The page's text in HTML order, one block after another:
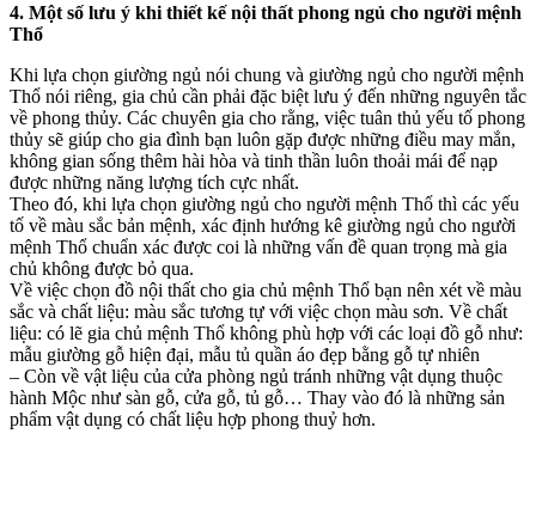
4. Một số lưu ý khi thiết kế nội thất phong ngủ cho người mệnh
Thổ
Khi lựa chọn giường ngủ nói chung và giường ngủ cho người mệnh
Thổ nói riêng, gia chủ cần phải đặc biệt lưu ý đến những nguyên tắc
về phong thủy. Các chuyên gia cho rằng, việc tuân thủ yếu tố phong
thủy sẽ giúp cho gia đình bạn luôn gặp được những điều may mắn,
không gian sống thêm hài hòa và tinh thần luôn thoải mái để nạp
được những năng lượng tích cực nhất.
Theo đó, khi lựa chọn giường ngủ cho người mệnh Thổ thì các yếu
tố về màu sắc bản mệnh, xác định hướng kê giường ngủ cho người
mệnh Thổ chuẩn xác được coi là những vấn đề quan trọng mà gia
chủ không được bỏ qua.
Về việc chọn đồ nội thất cho gia chủ mệnh Thổ bạn nên xét về màu
sắc và chất liệu: màu sắc tương tự với việc chọn màu sơn. Về chất
liệu: có lẽ gia chủ mệnh Thổ không phù hợp với các loại đồ gỗ như:
mẫu giường gỗ hiện đại, mẫu tủ quần áo đẹp bằng gỗ tự nhiên
– Còn về vật liệu của cửa phòng ngủ tránh những vật dụng thuộc
hành Mộc như sàn gỗ, cửa gỗ, tủ gỗ… Thay vào đó là những sản
phẩm vật dụng có chất liệu hợp phong thuỷ hơn.